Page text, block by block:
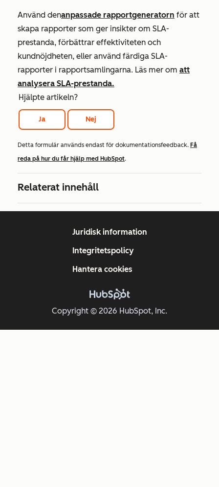
Använd denanpassade rapportgeneratorn för att
skapa rapporter som ger insikter om SLA-
prestanda, förbättrar effektiviteten och
kundnöjdheten, eller använd färdiga SLA-
rapporter i rapportsamlingarna. Läs mer om att
analysera SLA-prestanda.
Hjälpte artikeln?
Ja Nej
Detta formulär används endast för dokumentationsfeedback. Få
reda på hur du får hjälp med HubSpot.
Relaterat innehåll
Copyright © 2026 HubSpot, Inc.
Juridisk information
Integritetspolicy
Hantera cookies